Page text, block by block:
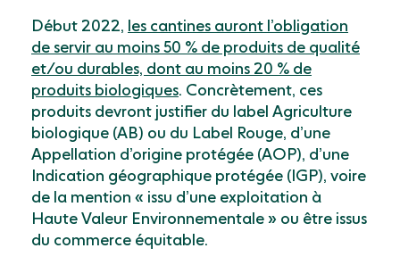
Début 2022, les cantines auront l’obligation
de servir au moins 50 % de produits de qualité
et/ou durables, dont au moins 20 % de
produits biologiques. Concrètement, ces
produits devront justifier du label Agriculture
biologique (AB) ou du Label Rouge, d’une
Appellation d’origine protégée (AOP), d’une
Indication géographique protégée (IGP), voire
de la mention « issu d’une exploitation à
Haute Valeur Environnementale » ou être issus
du commerce équitable.